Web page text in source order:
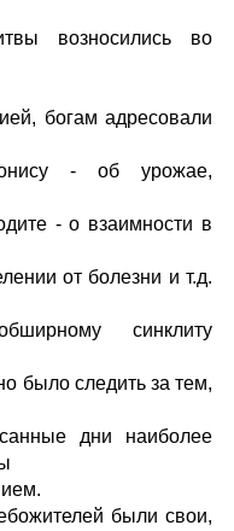
возносились во
богам адресовали
- об урожае,
- о взаимности в
от болезни и т.д.
синклиту
было следить за тем,
дни наиболее
были свои,